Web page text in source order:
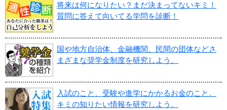
将来は何になりたい？まだ決まってないキミ！
質問に答えて向いてる学問を診断！
国や地方自治体、金融機関、民間の団体などさ
まざまな奨学金制度を研究しよう。
入試のこと、受験や進学にかかるお金のこと。
キミの知りたい情報を研究しよう。